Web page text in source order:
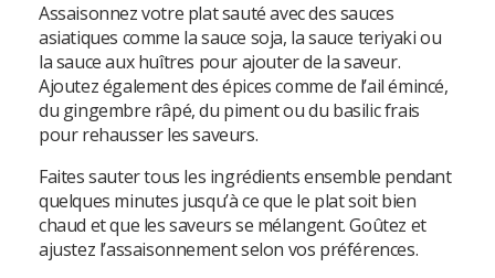
Assaisonnez votre plat sauté avec des sauces
asiatiques comme la sauce soja, la sauce teriyaki ou
la sauce aux huîtres pour ajouter de la saveur.
Ajoutez également des épices comme de l’ail émincé,
du gingembre râpé, du piment ou du basilic frais
pour rehausser les saveurs.
Faites sauter tous les ingrédients ensemble pendant
quelques minutes jusqu’à ce que le plat soit bien
chaud et que les saveurs se mélangent. Goûtez et
ajustez l’assaisonnement selon vos préférences.